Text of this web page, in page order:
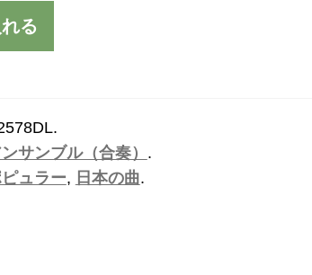
る
.
サンブル（合奏） .
ュラー, 日本の曲.